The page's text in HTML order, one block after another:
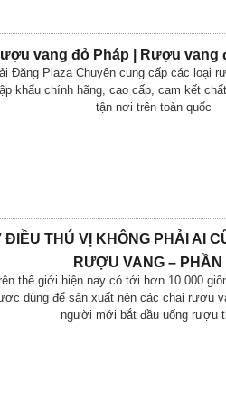
vang đỏ Pháp | Rượu vang
Đăng Plaza Chuyên cung cấp các loại
khẩu chính hãng, cao cấp, cam kết
tận nơi trên toàn quốc
ĐIỀU THÚ VỊ KHÔNG PHẢI AI
RƯỢU VANG – PHẦN
thế giới hiện nay có tới hơn 10.000
dùng để sản xuất nên các chai rượu
người mới bắt đầu uống rượu